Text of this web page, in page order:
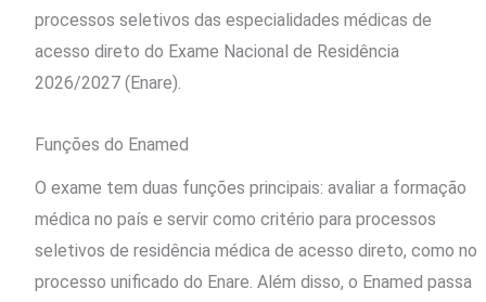
processos seletivos das especialidades médicas de
acesso direto do Exame Nacional de Residência
2026/2027 (Enare).
Funções do Enamed
O exame tem duas funções principais: avaliar a formação
médica no país e servir como critério para processos
seletivos de residência médica de acesso direto, como no
processo unificado do Enare. Além disso, o Enamed passa